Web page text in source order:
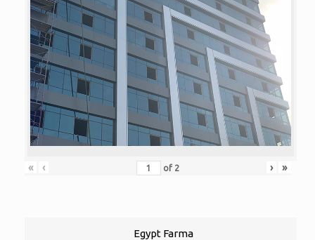
« ‹ of 2 › »
Egypt Farma